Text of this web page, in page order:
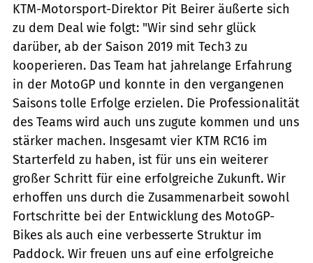
KTM-Motorsport-Direktor Pit Beirer äußerte sich
zu dem Deal wie folgt: "Wir sind sehr glück
darüber, ab der Saison 2019 mit Tech3 zu
kooperieren. Das Team hat jahrelange Erfahrung
in der MotoGP und konnte in den vergangenen
Saisons tolle Erfolge erzielen. Die Professionalität
des Teams wird auch uns zugute kommen und uns
stärker machen. Insgesamt vier KTM RC16 im
Starterfeld zu haben, ist für uns ein weiterer
großer Schritt für eine erfolgreiche Zukunft. Wir
erhoffen uns durch die Zusammenarbeit sowohl
Fortschritte bei der Entwicklung des MotoGP-
Bikes als auch eine verbesserte Struktur im
Paddock. Wir freuen uns auf eine erfolgreiche